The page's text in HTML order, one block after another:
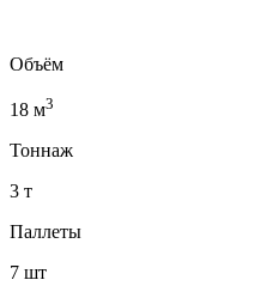
Объём
18 м3
Тоннаж
3 т
Паллеты
7 шт